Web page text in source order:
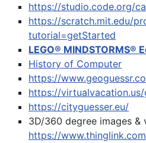
https://studio.code.org/
https://scratch.mit.edu/
tutorial=getStarted
LEGO® MINDSTORMS®
History of Computer
https://
https://virtualvacation.us/
https://cityguesser.eu/
3D/360 degree images &
https://